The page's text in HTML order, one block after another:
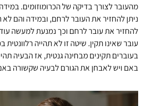
מהעובר לצורך בדיקה של הכרומוזומים.
ניתן להחזיר את העובר לרחם, ובמידה והם לא
להחזיר את עובר לרחם וכך נמנעת למעשה
עובר שאינו תקין. שיטה זו לא תהייה רלוונטית
בעוברים תקינים מבחינה גנטית, אז הבעיה
באם ויש לאבחן את הגורם לבעיה שקשורה